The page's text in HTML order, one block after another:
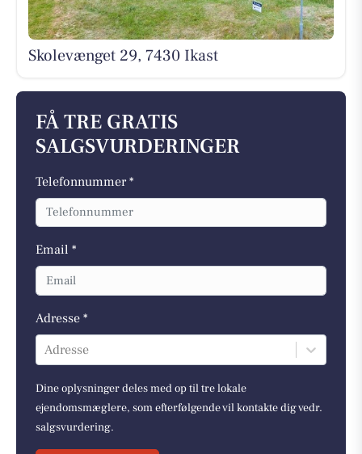
Skolevænget 29, 7430 Ikast
FÅ TRE GRATIS
SALGSVURDERINGER
Telefonnummer *
Email *
Adresse *
Adresse
Dine oplysninger deles med op til tre lokale
ejendomsmæglere, som efterfølgende vil kontakte dig vedr.
salgsvurdering.